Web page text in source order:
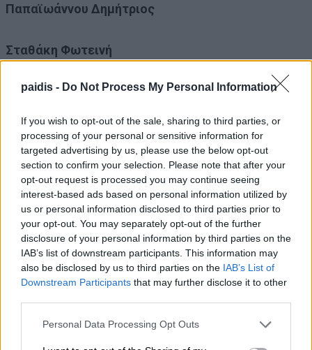
paidis - Do Not Process My Personal Information
If you wish to opt-out of the sale, sharing to third parties, or
processing of your personal or sensitive information for
targeted advertising by us, please use the below opt-out
section to confirm your selection. Please note that after your
opt-out request is processed you may continue seeing
interest-based ads based on personal information utilized by
us or personal information disclosed to third parties prior to
your opt-out. You may separately opt-out of the further
disclosure of your personal information by third parties on the
IAB’s list of downstream participants. This information may
also be disclosed by us to third parties on the IAB’s List of
Downstream Participants that may further disclose it to other
Personal Data Processing Opt Outs
Παπαϊωάννου Δημήτριος
Σταθάκη Φωτεινή
Τζέκας Θωμάς
Τζηκούλης Δημήτριος
Τζιατζιάς Μιχαήλ
Φούντας Αθανάσιος
Μη χάνετε καμία σημαντική είδηση του
Paidi s.com
Προσθέστε το στιςΑγαπημένες Πηγές της Google, ώστε να